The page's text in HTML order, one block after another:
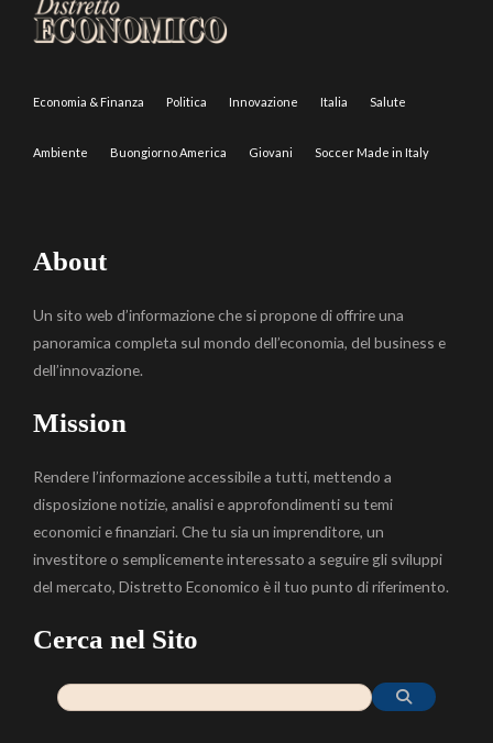
Economia & Finanza Politica Innovazione Italia Salute
Ambiente Buongiorno America Giovani Soccer Made in Italy
About
Un sito web d’informazione che si propone di offrire una
panoramica completa sul mondo dell’economia, del business e
dell’innovazione.
Mission
Rendere l’informazione accessibile a tutti, mettendo a
disposizione notizie, analisi e approfondimenti su temi
economici e finanziari. Che tu sia un imprenditore, un
investitore o semplicemente interessato a seguire gli sviluppi
del mercato, Distretto Economico è il tuo punto di riferimento.
Cerca nel Sito